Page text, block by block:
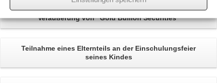
Veräußerung von"Gold Bullion Securities"
Teilnahme eines Elternteils an der Einschulungsfeier
seines Kindes